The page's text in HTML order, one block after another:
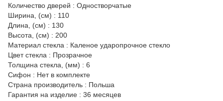
Количество дверей : Одностворчатые
Ширина, (см) : 110
Длина, (см) : 130
Высота, (см) : 200
Материал стекла : Каленое ударопрочное стекло
Цвет стекла : Прозрачное
Толщина стекла, (мм) : 6
Сифон : Нет в комплекте
Страна производитель : Польша
Гарантия на изделие : 36 месяцев